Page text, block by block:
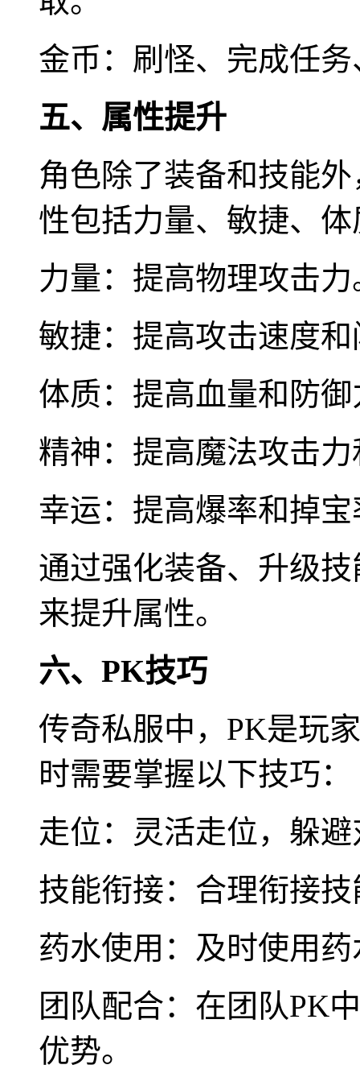
金币：刷怪、完成任
五、属性提升
角色除了装备和技能
性包括力量、敏捷、
力量：提高物理攻击力
敏捷：提高攻击速度
体质：提高血量和防御
精神：提高魔法攻击
幸运：提高爆率和掉宝
通过强化装备、升级
来提升属性。
六、PK技巧
传奇私服中，PK是玩
时需要掌握以下技巧：
走位：灵活走位，躲
技能衔接：合理衔接
药水使用：及时使用
团队配合：在团队PK
优势。